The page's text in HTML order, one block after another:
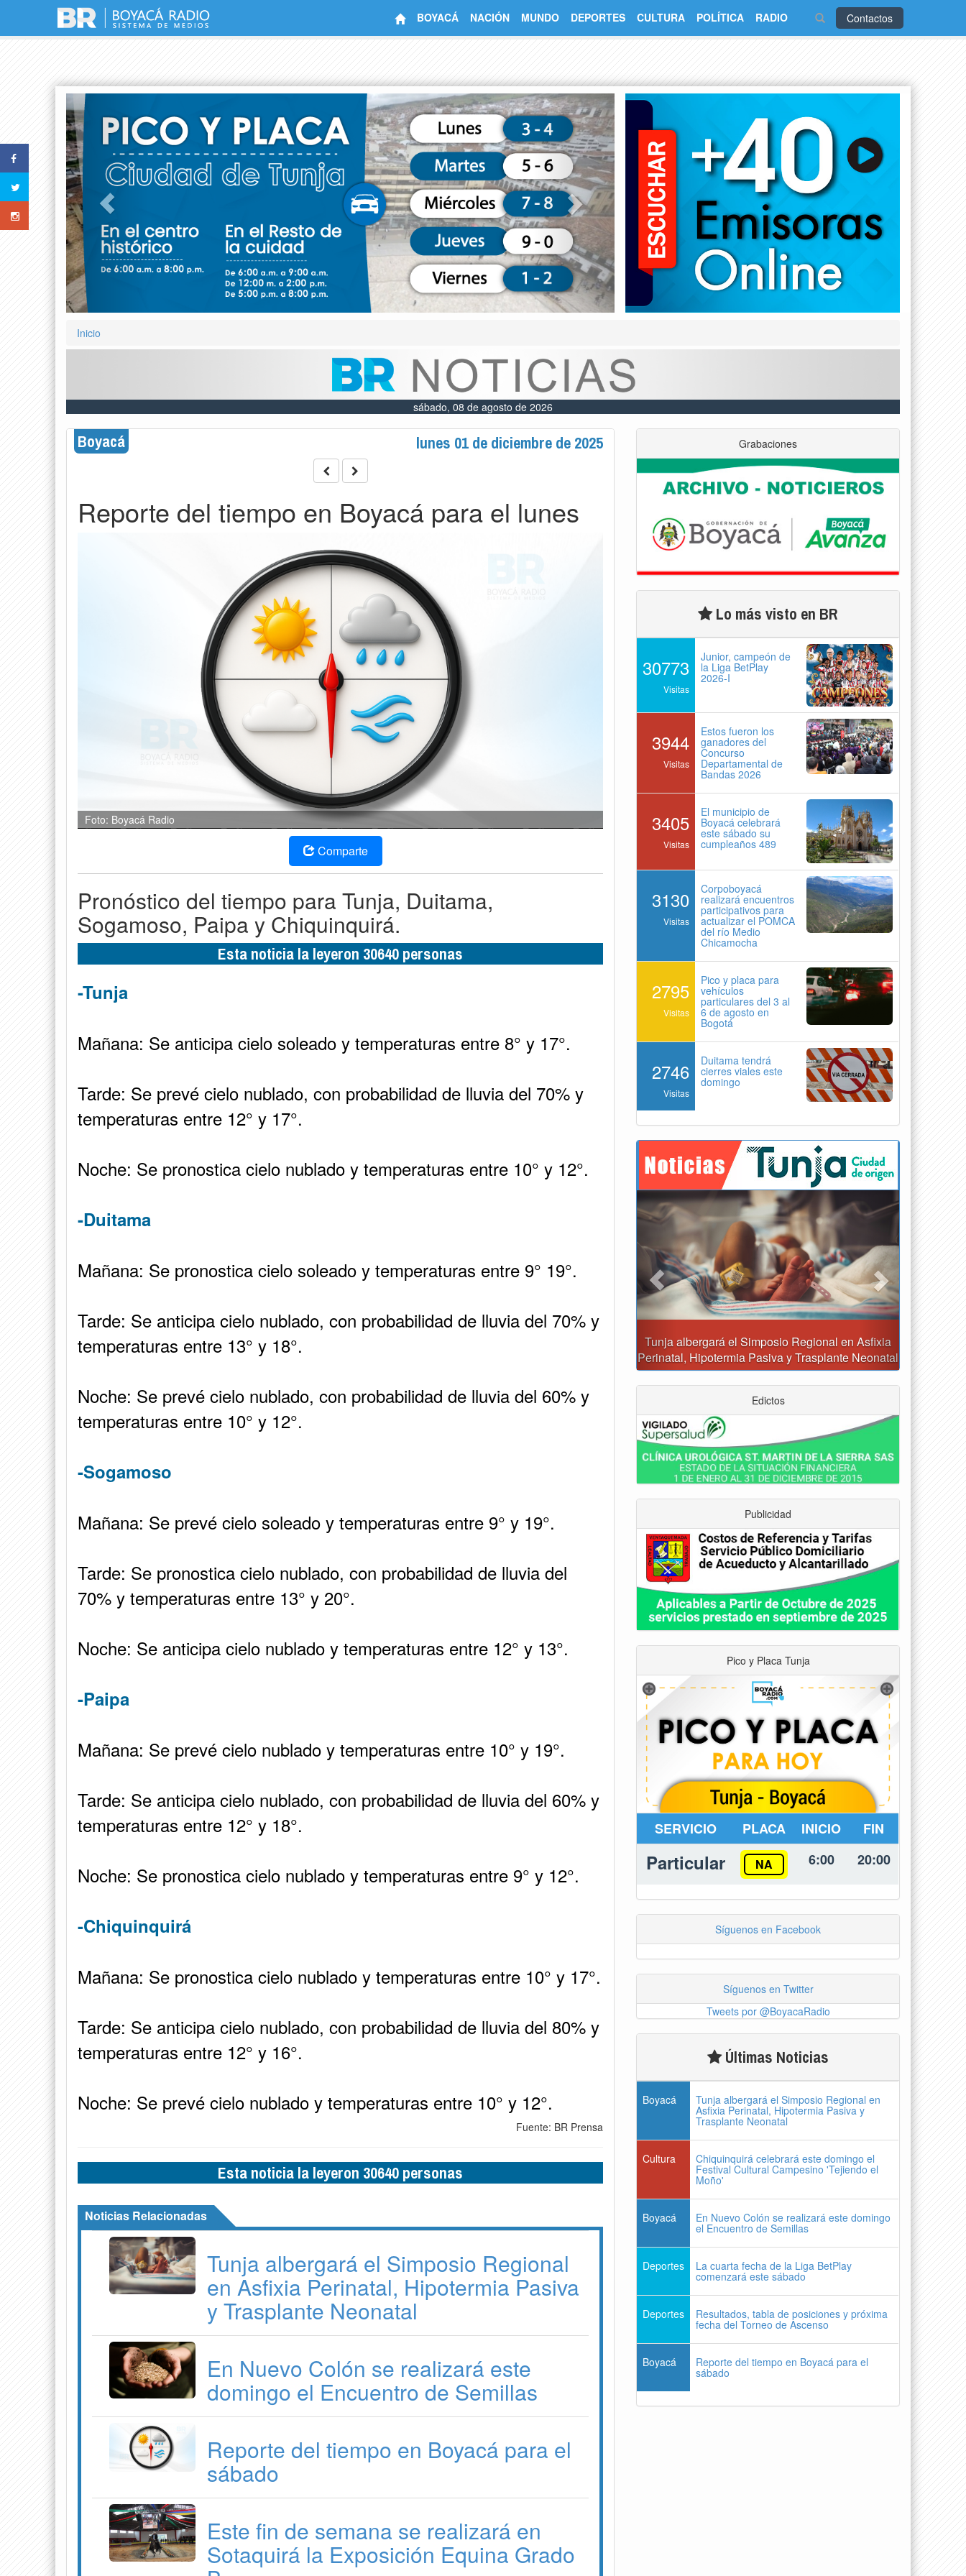
Contactos
BOYACÁ NACIÓN MUNDO DEPORTES CULTURA POLÍTICA RADIO
Next
Inicio
sábado, 08 de agosto de 2026
Boyacá lunes 01 de diciembre de 2025
Reporte del tiempo en Boyacá para el lunes
Foto: Boyacá Radio
Comparte
Pronóstico del tiempo para Tunja, Duitama,
Sogamoso, Paipa y Chiquinquirá.
Esta noticia la leyeron 30640 personas
-Tunja
Mañana: Se anticipa cielo soleado y temperaturas entre 8° y 17°.
Tarde: Se prevé cielo nublado, con probabilidad de lluvia del 70% y
temperaturas entre 12° y 17°.
Noche: Se pronostica cielo nublado y temperaturas entre 10° y 12°.
-Duitama
Mañana: Se pronostica cielo soleado y temperaturas entre 9° 19°.
Tarde: Se anticipa cielo nublado, con probabilidad de lluvia del 70% y
temperaturas entre 13° y 18°.
Noche: Se prevé cielo nublado, con probabilidad de lluvia del 60% y
temperaturas entre 10° y 12°.
-Sogamoso
Mañana: Se prevé cielo soleado y temperaturas entre 9° y 19°.
Tarde: Se pronostica cielo nublado, con probabilidad de lluvia del
70% y temperaturas entre 13° y 20°.
Noche: Se anticipa cielo nublado y temperaturas entre 12° y 13°.
-Paipa
Mañana: Se prevé cielo nublado y temperaturas entre 10° y 19°.
Tarde: Se anticipa cielo nublado, con probabilidad de lluvia del 60% y
temperaturas entre 12° y 18°.
Noche: Se pronostica cielo nublado y temperaturas entre 9° y 12°.
-Chiquinquirá
Mañana: Se pronostica cielo nublado y temperaturas entre 10° y 17°.
Tarde: Se anticipa cielo nublado, con probabilidad de lluvia del 80% y
temperaturas entre 12° y 16°.
Noche: Se prevé cielo nublado y temperaturas entre 10° y 12°.
Fuente: BR Prensa
Esta noticia la leyeron 30640 personas
Noticias Relacionadas
Tunja albergará el Simposio Regional
en Asfixia Perinatal, Hipotermia Pasiva
y Trasplante Neonatal
En Nuevo Colón se realizará este
domingo el Encuentro de Semillas
Reporte del tiempo en Boyacá para el
sábado
Este fin de semana se realizará en
Sotaquirá la Exposición Equina Grado
Grabaciones
Lo más visto en BR
30773
Visitas
Junior, campeón de
la Liga BetPlay
2026-I
3944
Visitas
Estos fueron los
ganadores del
Concurso
Departamental de
Bandas 2026
3405
Visitas
El municipio de
Boyacá celebrará
este sábado su
cumpleaños 489
3130
Visitas
Corpoboyacá
realizará encuentros
participativos para
actualizar el POMCA
del río Medio
Chicamocha
2795
Visitas
Pico y placa para
vehículos
particulares del 3 al
6 de agosto en
Bogotá
2746
Visitas
Duitama tendrá
cierres viales este
domingo
Reporte del tiempo en Boyacá para el sábado
Previous Next
Edictos
Publicidad
Pico y Placa Tunja
SERVICIO PLACA INICIO FIN
Particular NA 6:00 20:00
Síguenos en Facebook
Síguenos en Twitter
Tweets por @BoyacaRadio
Últimas Noticias
Boyacá Tunja albergará el Simposio Regional en
Asfixia Perinatal, Hipotermia Pasiva y
Trasplante Neonatal
Cultura Chiquinquirá celebrará este domingo el
Festival Cultural Campesino 'Tejiendo el
Moño'
Boyacá En Nuevo Colón se realizará este domingo
el Encuentro de Semillas
Deportes La cuarta fecha de la Liga BetPlay
comenzará este sábado
Deportes Resultados, tabla de posiciones y próxima
fecha del Torneo de Ascenso
Boyacá Reporte del tiempo en Boyacá para el
sábado